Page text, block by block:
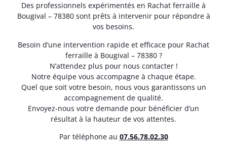
Des professionnels expérimentés en Rachat ferraille à
Bougival – 78380 sont prêts à intervenir pour répondre à
vos besoins.
Besoin d’une intervention rapide et efficace pour Rachat
ferraille à Bougival – 78380 ?
N’attendez plus pour nous contacter !
Notre équipe vous accompagne à chaque étape.
Quel que soit votre besoin, nous vous garantissons un
accompagnement de qualité.
Envoyez-nous votre demande pour bénéficier d’un
résultat à la hauteur de vos attentes.
Par téléphone au 07.56.78.02.30